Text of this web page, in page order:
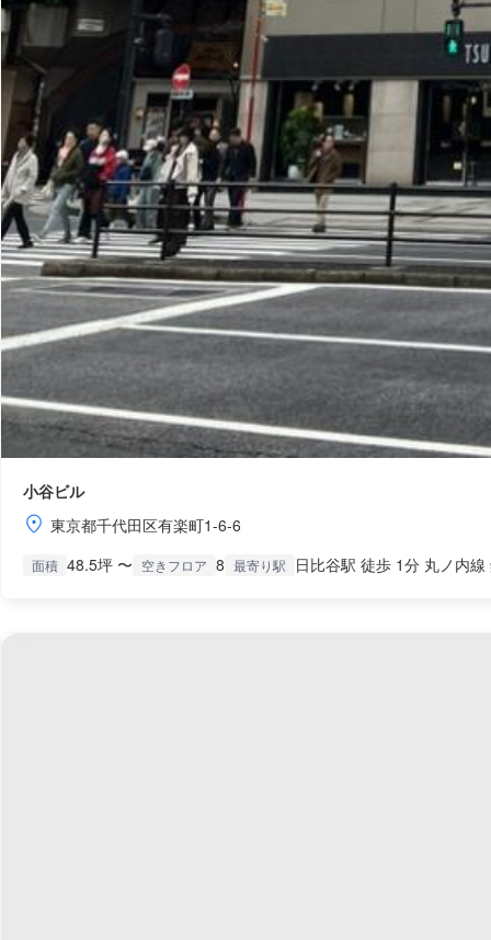
小谷ビル
東京都千代田区有楽町1-6-6
面積 48.5坪 〜 空きフロア 8 最寄り駅 日比谷駅 徒歩 1分 丸ノ内